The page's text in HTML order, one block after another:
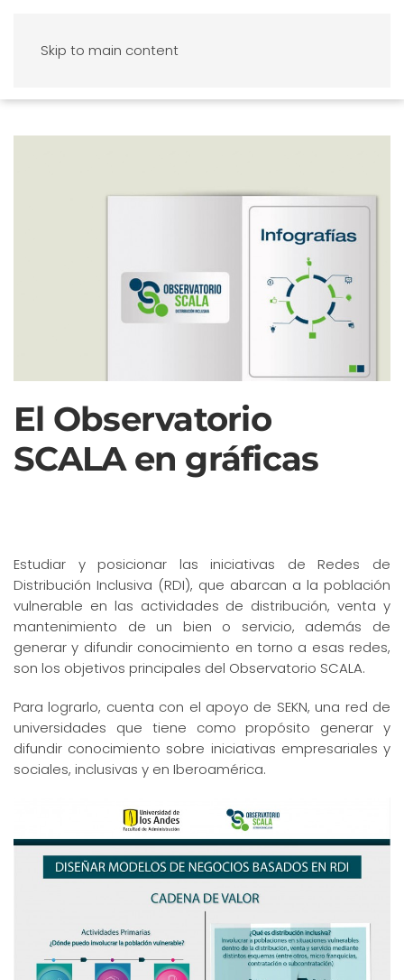
Skip to main content
El Observatorio
SCALA en gráficas
Estudiar y posicionar las iniciativas de Redes de
Distribución Inclusiva (RDI), que abarcan a la población
vulnerable en las actividades de distribución, venta y
mantenimiento de un bien o servicio, además de
generar y difundir conocimiento en torno a esas redes,
son los objetivos principales del Observatorio SCALA.
Para lograrlo, cuenta con el apoyo de SEKN, una red de
universidades que tiene como propósito generar y
difundir conocimiento sobre iniciativas empresariales y
sociales, inclusivas y en Iberoamérica.